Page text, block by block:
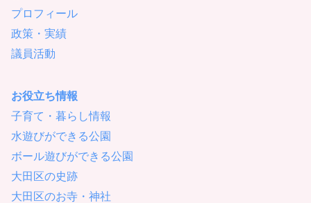
プロフィール
政策・実績
議員活動
お役立ち情報
子育て・暮らし情報
水遊びができる公園
ボール遊びができる公園
大田区の史跡
大田区のお寺・神社